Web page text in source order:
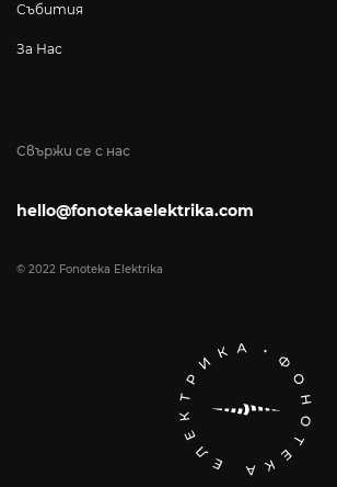
Свържи се с нас
hello@fonotekaelektrika.com
© 2022 Fonoteka Elektrika
Събития
За Нас